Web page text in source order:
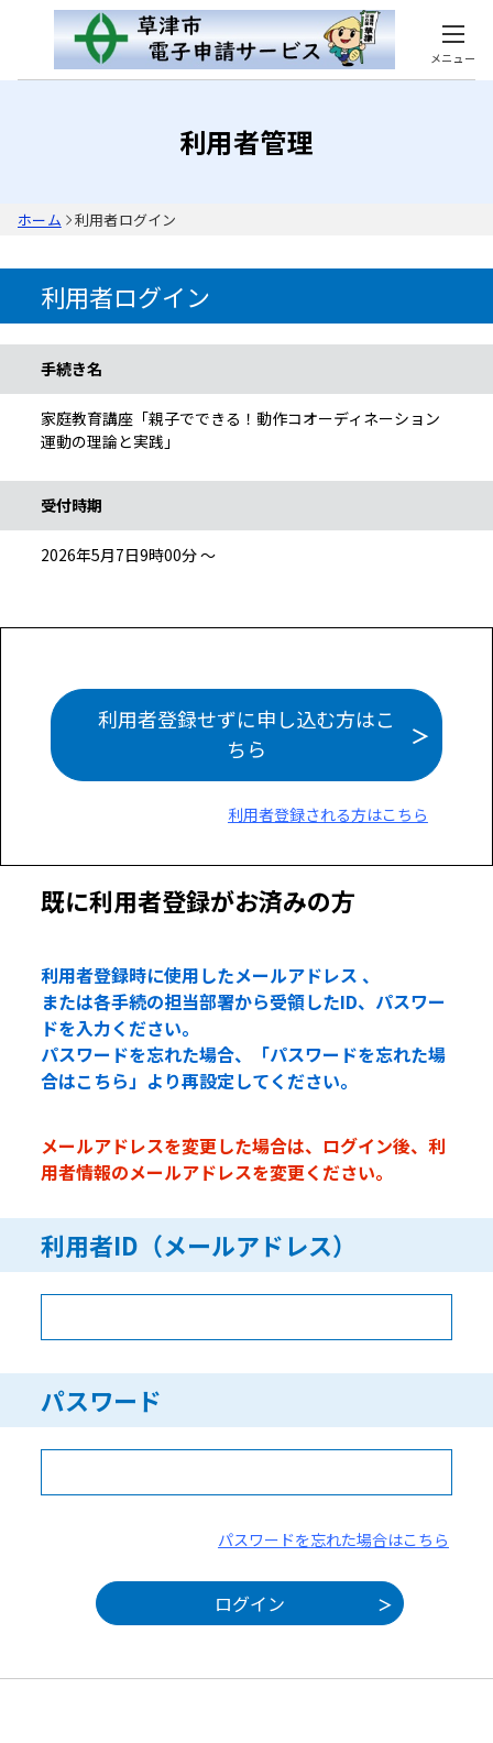
メニュー
利用者管理
ホーム 利用者ログイン
利用者ログイン
手続き名
家庭教育講座「親子でできる！動作コオーディネーション
運動の理論と実践」
受付時期
2026年5月7日9時00分 ～
利用者登録せずに申し込む方はこ
ちら
利用者登録される方はこちら
既に利用者登録がお済みの方
利用者登録時に使用したメールアドレス 、
または各手続の担当部署から受領したID、パスワー
ドを入力ください。
パスワードを忘れた場合、「パスワードを忘れた場
合はこちら」より再設定してください。
メールアドレスを変更した場合は、ログイン後、利
用者情報のメールアドレスを変更ください。
利用者ID（メールアドレス）
パスワード
パスワードを忘れた場合はこちら